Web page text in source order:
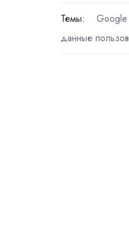
Темы: Google
данные